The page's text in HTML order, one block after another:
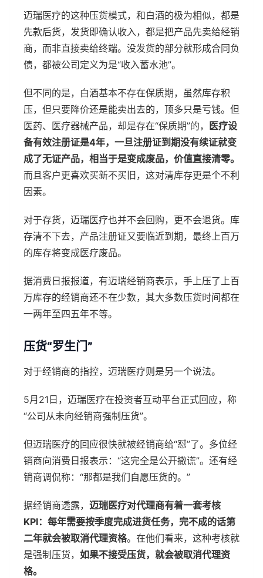
迈瑞医疗的这种压货模式，和白酒的极为相似，都是
先款后货，发货即确认收入，都是把产品先卖给经销
商，而非直接卖给终端。没发货的部分就形成合同负
债，都被公司定义为是“收入蓄水池”。
但不同的是，白酒基本不存在保质期，虽然库存积
压，但只要降价还是能卖出去的，顶多只是亏钱。但
医药、医疗器械产品，却是存在“保质期”的，
医疗设
备有效注册证是4年，一旦注册证到期没有续证就变
成了无证产品，相当于是变成废品，价值直接清零。
而且客户更喜欢买新不买旧，这对清库存更是个不利
因素。
对于存货，迈瑞医疗也并不会回购，更不会退货。库
存清不下去，产品注册证又要临近到期，最终上百万
的库存将变成医疗废品。
据消费日报报道，有迈瑞经销商表示，手上压了上百
万库存的经销商还不在少数，其大多数压货时间都在
一两年至四五年不等。
压货“罗生门”
对于经销商的指控，迈瑞医疗则是另一个说法。
5月21日，迈瑞医疗在投资者互动平台正式回应，称
“公司从未向经销商强制压货”。
但迈瑞医疗的回应很快就被经销商给“怼”了。多位经
销商向消费日报表示：“这完全是公开撒谎”。还有经
销商调侃称：“那都是我们自愿压货的。”
据经销商透露， 迈瑞医疗对代理商有着一套考核
KPI：每年需要按季度完成进货任务，完不成的话第
二年就会被取消代理资格。在他们看来，这种考核就
是强制压货， 如果不接受压货，就会被取消代理资
格。